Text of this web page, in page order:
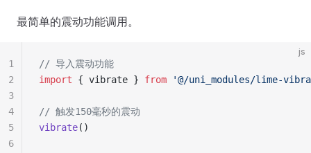
最简单的震动功能调用。
js
// 导入震动功能
import { vibrate } from '@/uni_modules/lime-
// 触发150毫秒的震动
vibrate()
1
2
3
4
5
6